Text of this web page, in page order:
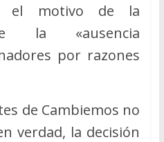
el motivo de la
la «ausencia
por razones
de Cambiemos no
verdad, la decisión